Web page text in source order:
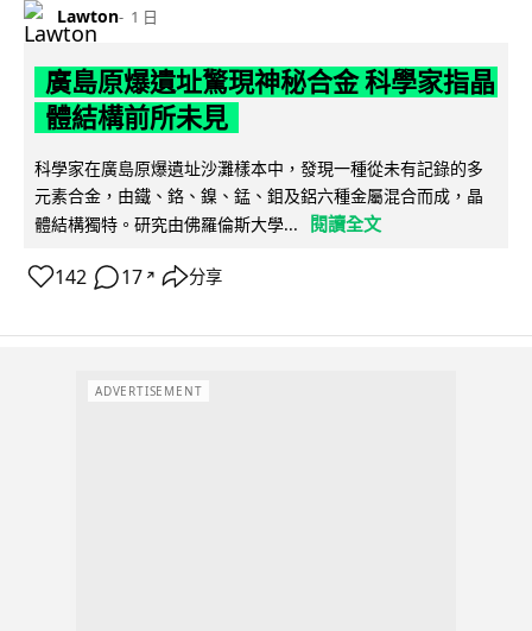
Lawton 1 日
廣島原爆遺址驚現神秘合金 科學家指晶
體結構前所未見
科學家在廣島原爆遺址沙灘樣本中，發現一種從未有記錄的多
元素合金，由鐵、鉻、鎳、錳、鉬及鋁六種金屬混合而成，晶
體結構獨特。研究由佛羅倫斯大學...
閱讀全文
142 17 ↗ 分享
ADVERTISEMENT